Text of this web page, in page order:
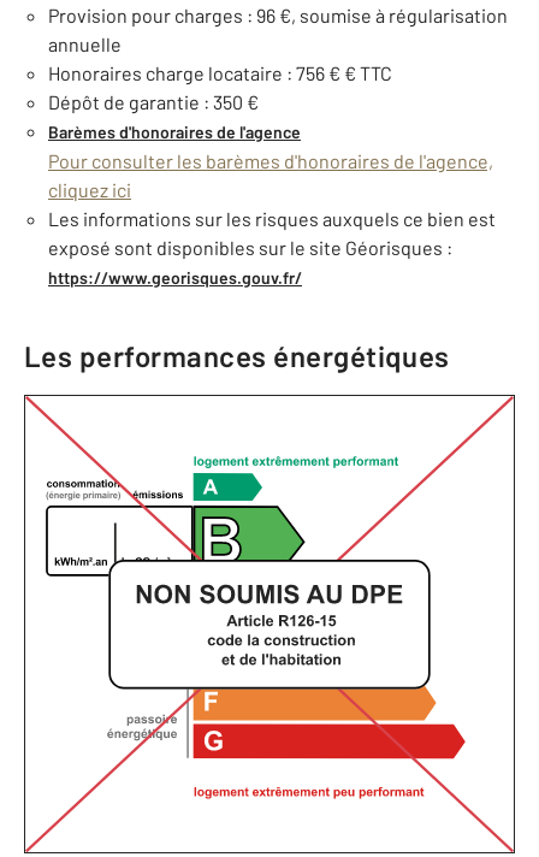
Provision pour charges : 96 €, soumise à régularisation
annuelle
Honoraires charge locataire : 756 € € TTC
Dépôt de garantie : 350 €
Barèmes d'honoraires de l'agence
Pour consulter les barèmes d'honoraires de l'agence,
cliquez ici
Les informations sur les risques auxquels ce bien est
exposé sont disponibles sur le site Géorisques :
https://www.georisques.gouv.fr/
Les performances énergétiques